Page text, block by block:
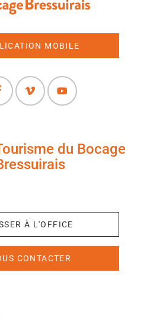
MOBILE
du Bocage
À L'OFFICE
CONTACTER